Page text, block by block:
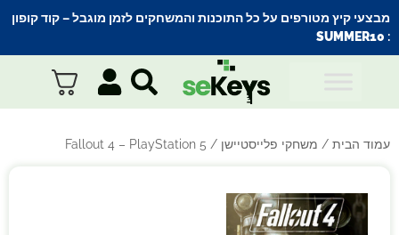
מבצעי קיץ מטורפים על כל התוכנות והמשחקים לזמן מוגבל – קוד קופון
:
SUMMER10
עמוד הבית / משחקי פלייסטיישן / Fallout 4 – PlayStation 5